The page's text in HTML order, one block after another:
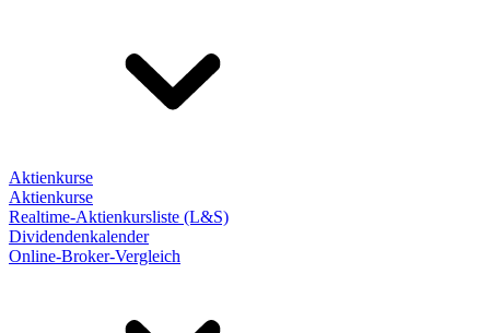
Aktienkurse
Aktienkurse
Realtime-Aktienkursliste (L&S)
Dividendenkalender
Online-Broker-Vergleich